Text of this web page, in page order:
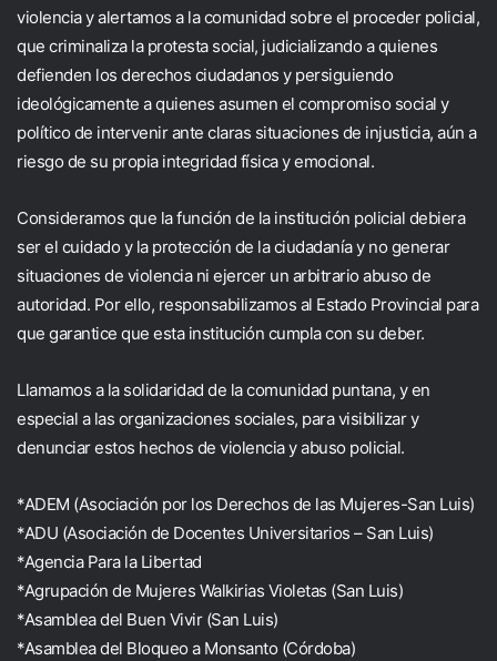
violencia y alertamos a la comunidad sobre el proceder policial,
que criminaliza la protesta social, judicializando a quienes
defienden los derechos ciudadanos y persiguiendo
ideológicamente a quienes asumen el compromiso social y
político de intervenir ante claras situaciones de injusticia, aún a
riesgo de su propia integridad física y emocional.
Consideramos que la función de la institución policial debiera
ser el cuidado y la protección de la ciudadanía y no generar
situaciones de violencia ni ejercer un arbitrario abuso de
autoridad. Por ello, responsabilizamos al Estado Provincial para
que garantice que esta institución cumpla con su deber.
Llamamos a la solidaridad de la comunidad puntana, y en
especial a las organizaciones sociales, para visibilizar y
denunciar estos hechos de violencia y abuso policial.
*ADEM (Asociación por los Derechos de las Mujeres-San Luis)
*ADU (Asociación de Docentes Universitarios – San Luis)
*Agencia Para la Libertad
*Agrupación de Mujeres Walkirias Violetas (San Luis)
*Asamblea del Buen Vivir (San Luis)
*Asamblea del Bloqueo a Monsanto (Córdoba)